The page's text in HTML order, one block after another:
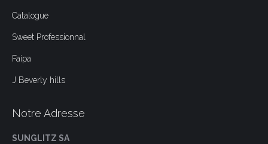
Catalogue
Sweet Professionnal
Faipa
J Beverly hills
Notre Adresse
SUNGLITZ SA